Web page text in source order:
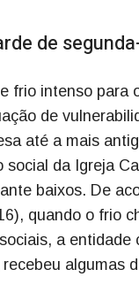
de
frio intenso para
de
até a mais
social da Igreja
baixos. De
quando o frio
a entidade
algumas